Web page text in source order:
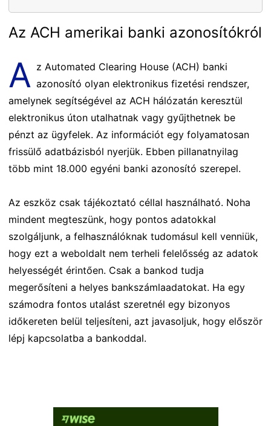
Az ACH amerikai banki azonosítókról
A z Automated Clearing House (ACH) banki
azonosító olyan elektronikus fizetési rendszer,
amelynek segítségével az ACH hálózatán keresztül
elektronikus úton utalhatnak vagy gyűjthetnek be
pénzt az ügyfelek. Az információt egy folyamatosan
frissülő adatbázisból nyerjük. Ebben pillanatnyilag
több mint 18.000 egyéni banki azonosító szerepel.
Az eszköz csak tájékoztató céllal használható. Noha
mindent megteszünk, hogy pontos adatokkal
szolgáljunk, a felhasználóknak tudomásul kell venniük,
hogy ezt a weboldalt nem terheli felelősség az adatok
helyességét érintően. Csak a bankod tudja
megerősíteni a helyes bankszámlaadatokat. Ha egy
számodra fontos utalást szeretnél egy bizonyos
időkereten belül teljesíteni, azt javasoljuk, hogy először
lépj kapcsolatba a bankoddal.